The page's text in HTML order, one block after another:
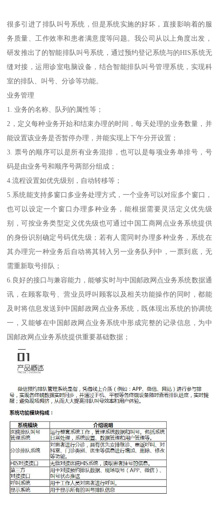
很多引进了排队叫号系统，但是系统实施的好坏，直接影响着的服
务质量、工作效率和患者满意度等问题。我公司从以上角度出发，
研发推出了的智能排队叫号系统，通过预约登记系统与的HIS系统无
缝对接，运用诊室电脑设备，结合智能排队叫号管理系统，实现科
室的排队、叫号、分诊等功能。
业务管理
1. 业务的名称、队列的属性等；
2，定义每种业务开始和结束办理的时间，每天处理的业务数量，并
能设置该业务是否暂停办理，并能实现上下午分开设置；
3. 票号的顺序可以是所有业务混排，也可以是每项业务单排号，号
码是由业务号和顺序号两部分组成；
4.流程设置如优先级别，自动转移等；
5.系统能支持多窗口多业务处理方式，一个业务可以对应多个窗口，
也可以设定一个窗口办理多种业务，能根据需要灵活定义优先级
别，可按业务类型定义优先级也可通过中国工商网点业务系统提供
的身份识别确定号码优先级；若有人需同时办理多种业务，系统在
其办理完一种业务后自动将其转入另一业务队列中，一票到底，无
需重新取号排队；
6.良好的接口与兼容能力，能够实时与中国邮政网点业务系统数据通
讯，在顾客取号、营业员呼叫顾客以及相关功能操作的同时，都能
及时将信息发送到中国邮政网点业务系统，既体现出系统的协调统
一，又能够在中国邮政网点业务系统中形成完整的记录信息，为中
国邮政网点业务系统提供重要基础数据；